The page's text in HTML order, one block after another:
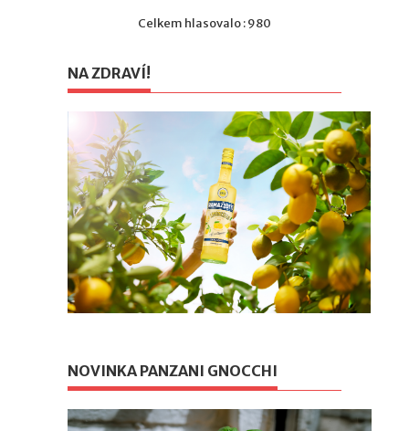
Celkem hlasovalo : 980
NA ZDRAVÍ!
NOVINKA PANZANI GNOCCHI